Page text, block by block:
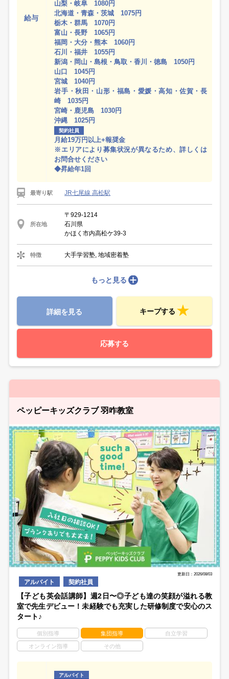
給与
山梨・岐阜 1080円
北海道・青森・茨城 1075円
栃木・群馬 1070円
富山・長野 1065円
福岡・大分・熊本 1060円
石川・福井 1055円
新潟・岡山・島根・鳥取・香川・徳島 1050円
山口 1045円
宮城 1040円
岩手・秋田・山形・福島・愛媛・高知・佐賀・長
崎 1035円
宮崎・鹿児島 1030円
沖縄 1025円
契約社員
月給19万円以上+報奨金
※エリアにより募集状況が異なるため、詳しくは
お問合せください
◆昇給年1回
最寄り駅 JR七尾線 高松駅
所在地
〒929-1214
石川県
かほく市内高松ケ39-3
特徴 大手学習塾, 地域密着塾
もっと見る
詳細を見る キープする
応募する
ペッピーキッズクラブ 羽咋教室
更新日：2026/08/03
アルバイト 契約社員
【子ども英会話講師】週2日〜◎子ども達の笑顔が溢れる教
室で先生デビュー！未経験でも充実した研修制度で安心のス
タート♪
個別指導 集団指導 自立学習
オンライン指導 その他
アルバイト